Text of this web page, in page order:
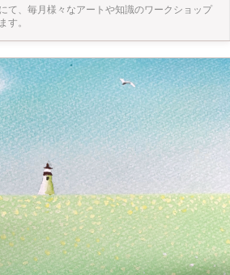
て、毎月様々なアートや知識のワークショップ
す。